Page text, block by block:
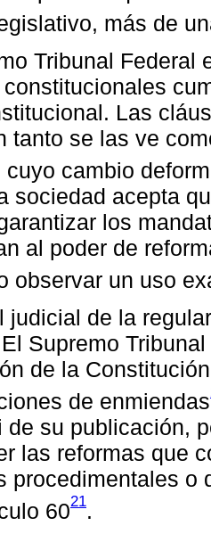
más de
Tribunal Federal
Las
tanto se las ve
cuyo cambio
sociedad acepta
los
al poder de
observar un uso
judicial de la
Supremo
de la
de enmiendas
de su publicación,
las reformas que
procedimentales o
6021.